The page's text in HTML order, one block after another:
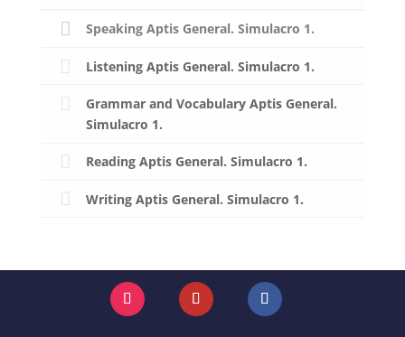
Speaking Aptis General. Simulacro 1.
Listening Aptis General. Simulacro 1.
Grammar and Vocabulary Aptis General.
Simulacro 1.
Reading Aptis General. Simulacro 1.
Writing Aptis General. Simulacro 1.
Instagram YouTube Facebook